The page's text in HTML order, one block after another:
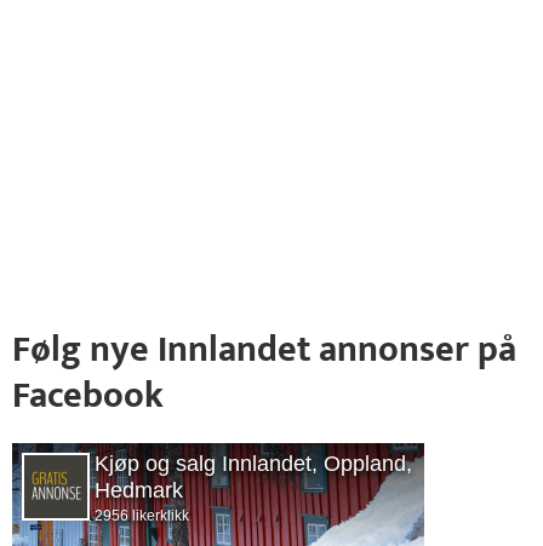
Følg nye Innlandet annonser på
Facebook
Kjøp og salg Innlandet, Oppland,
Hedmark
2956 likerklikk